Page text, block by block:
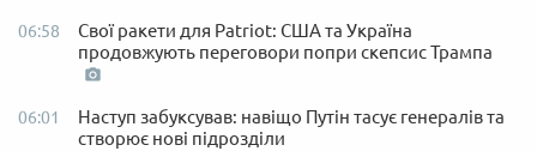
06:58
Свої ракети для Patriot: США та Україна
продовжують переговори попри скепсис Трампа
06:01
Наступ забуксував: навіщо Путін тасує генералів та
створює нові підрозділи